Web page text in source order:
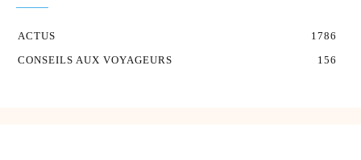
ACTUS
1786
CONSEILS AUX VOYAGEURS
156